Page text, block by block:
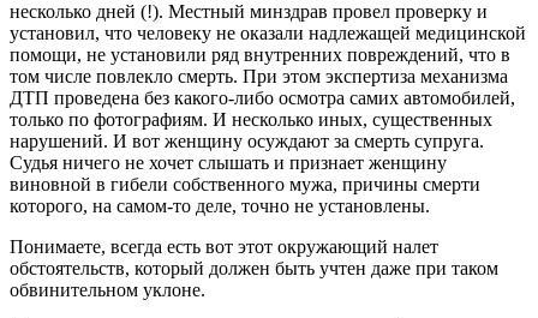
несколько дней (!). Местный минздрав провел проверку и
установил, что человеку не оказали надлежащей медицинской
помощи, не установили ряд внутренних повреждений, что в
том числе повлекло смерть. При этом экспертиза механизма
ДТП проведена без какого-либо осмотра самих автомобилей,
только по фотографиям. И несколько иных, существенных
нарушений. И вот женщину осуждают за смерть супруга.
Судья ничего не хочет слышать и признает женщину
виновной в гибели собственного мужа, причины смерти
которого, на самом-то деле, точно не установлены.
Понимаете, всегда есть вот этот окружающий налет
обстоятельств, который должен быть учтен даже при таком
обвинительном уклоне.